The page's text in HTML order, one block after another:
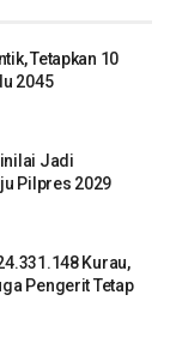
Tetapkan 10
2045
Jadi
Pilpres 2029
Kurau,
Pengerit Tetap